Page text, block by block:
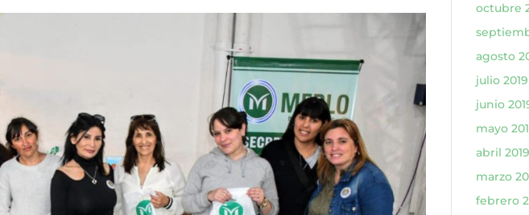
octubre
agosto
julio 2019
junio
mayo
abril 2019
marzo
febrero